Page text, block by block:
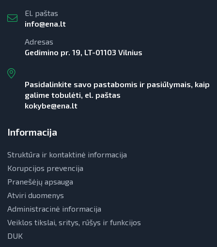
El. paštas
info@ena.lt
Adresas
Gedimino pr. 19, LT-01103 Vilnius
Pasidalinkite savo pastabomis ir pasiūlymais, kaip
galime tobulėti, el. paštas
kokybe@ena.lt
Informacija
Struktūra ir kontaktinė informacija
Korupcijos prevencija
Pranešėjų apsauga
Atviri duomenys
Administracinė informacija
Veiklos tikslai, sritys, rūšys ir funkcijos
DUK